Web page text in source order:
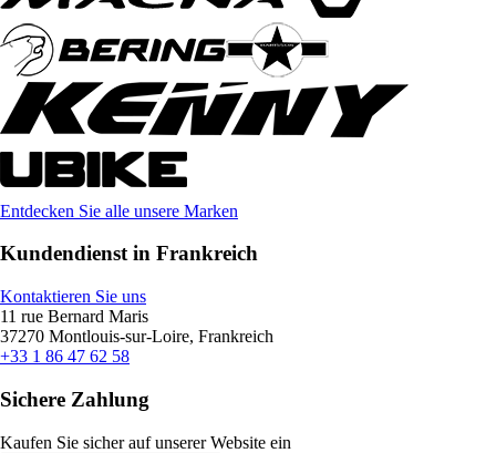
Entdecken Sie alle unsere Marken
Kundendienst in Frankreich
Kontaktieren Sie uns
11 rue Bernard Maris
37270 Montlouis-sur-Loire, Frankreich
+33 1 86 47 62 58
Sichere Zahlung
Kaufen Sie sicher auf unserer Website ein